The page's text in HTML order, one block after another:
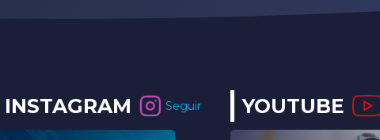
INSTAGRAM Seguir YOUTUBE